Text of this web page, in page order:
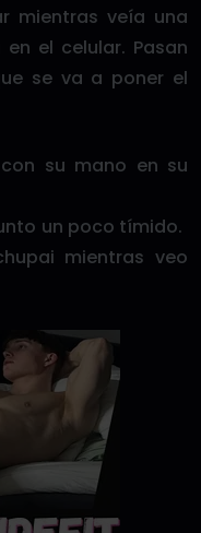
mientras veía una
el celular. Pasan
se va a poner el
su mano en su
un poco tímido.
mientras veo